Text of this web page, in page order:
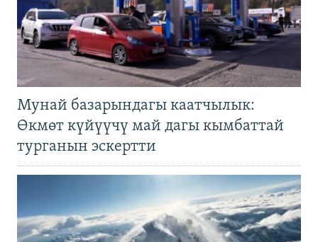
Мунай базарындагы каатчылык:
Өкмөт күйүүчү май дагы кымбаттай
турганын эскертти